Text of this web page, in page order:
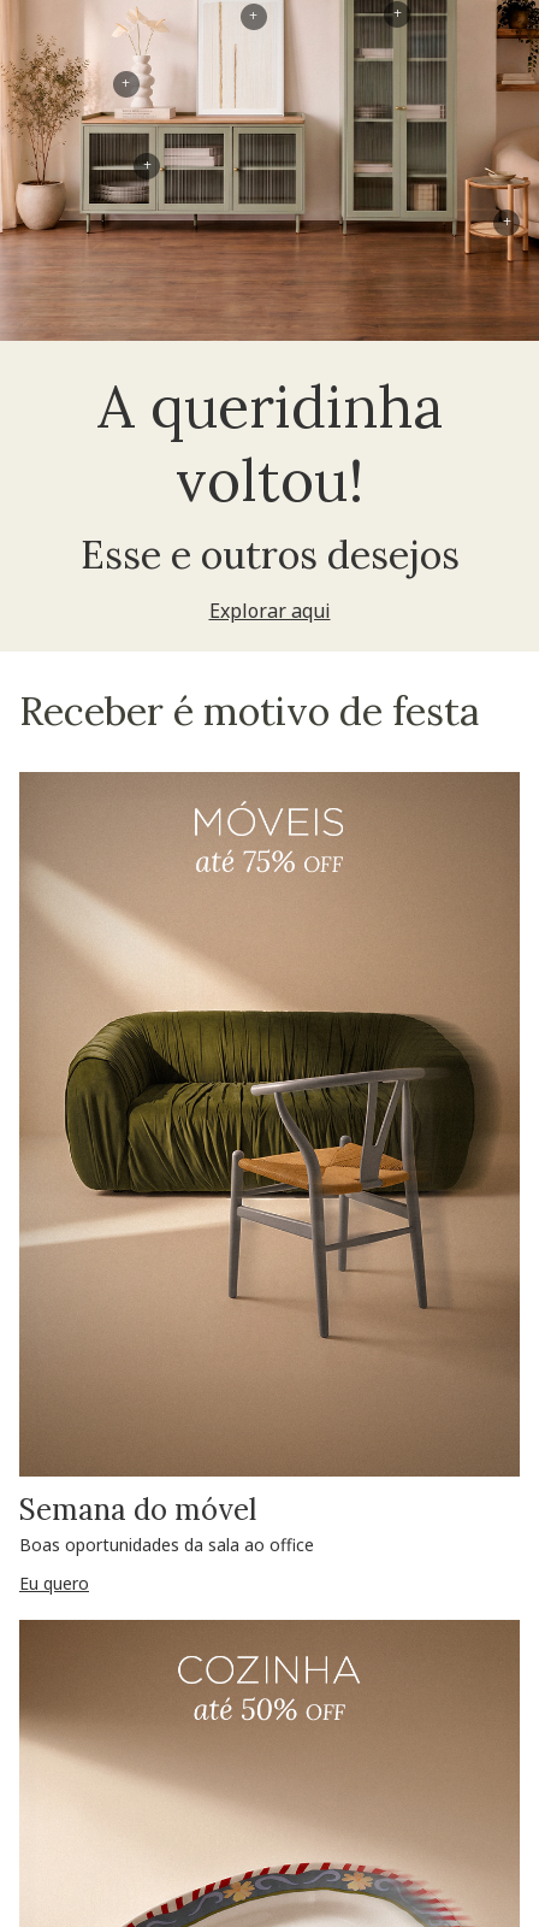
A queridinha
voltou!
Esse e outros desejos
Explorar aqui
+
+
+
+
+
Receber é motivo de festa
Semana do móvel
Boas oportunidades da sala ao office
Eu quero